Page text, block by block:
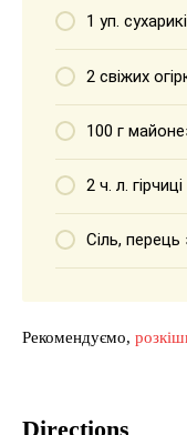
1 уп.
2 свіжих
100 г
2 ч. л. гірчиці
Сіль,
Рекомендуємо,
Directions